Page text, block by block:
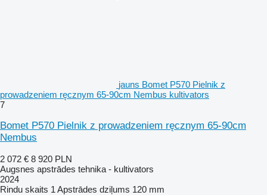
jauns Bomet P570 Pielnik z
prowadzeniem ręcznym 65-90cm Nembus kultivators
7
Bomet P570 Pielnik z prowadzeniem ręcznym 65-90cm
Nembus
2 072 € 8 920 PLN
Augsnes apstrādes tehnika - kultivators
2024
Rindu skaits 1 Apstrādes dziļums 120 mm